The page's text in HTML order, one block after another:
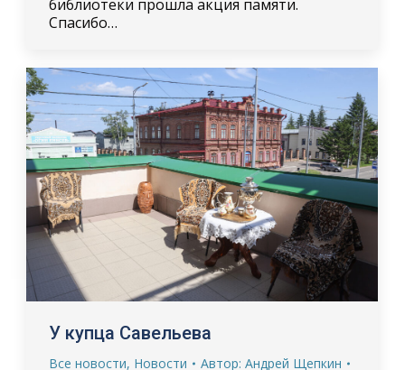
библиотеки прошла акция памяти.
Спасибо…
У купца Савельева
Все новости, Новости Автор: Андрей Щепкин